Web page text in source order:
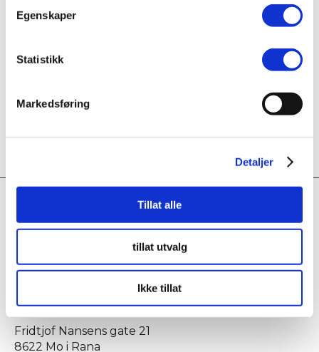
Egenskaper
Statistikk
Markedsføring
Detaljer
Tillat alle
tillat utvalg
Ikke tillat
Klikk her for å be om redigeringstilgang
KONTAKT OSS
Fridtjof Nansens gate 21
8622 Mo i Rana